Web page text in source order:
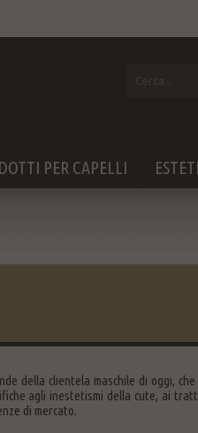
PER CAPELLI
della clientela maschile di oggi,
agli inestetismi della cute, ai
di mercato.